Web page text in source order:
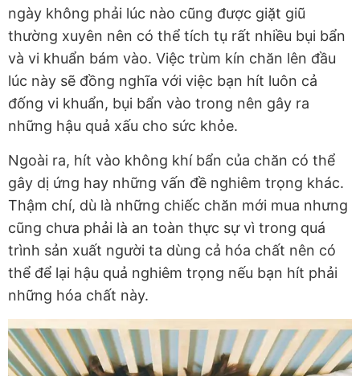
ngày không phải lúc nào cũng được giặt giũ
thường xuyên nên có thể tích tụ rất nhiều bụi bẩn
và vi khuẩn bám vào. Việc trùm kín chăn lên đầu
lúc này sẽ đồng nghĩa với việc bạn hít luôn cả
đống vi khuẩn, bụi bẩn vào trong nên gây ra
những hậu quả xấu cho sức khỏe.
Ngoài ra, hít vào không khí bẩn của chăn có thể
gây dị ứng hay những vấn đề nghiêm trọng khác.
Thậm chí, dù là những chiếc chăn mới mua nhưng
cũng chưa phải là an toàn thực sự vì trong quá
trình sản xuất người ta dùng cả hóa chất nên có
thể để lại hậu quả nghiêm trọng nếu bạn hít phải
những hóa chất này.